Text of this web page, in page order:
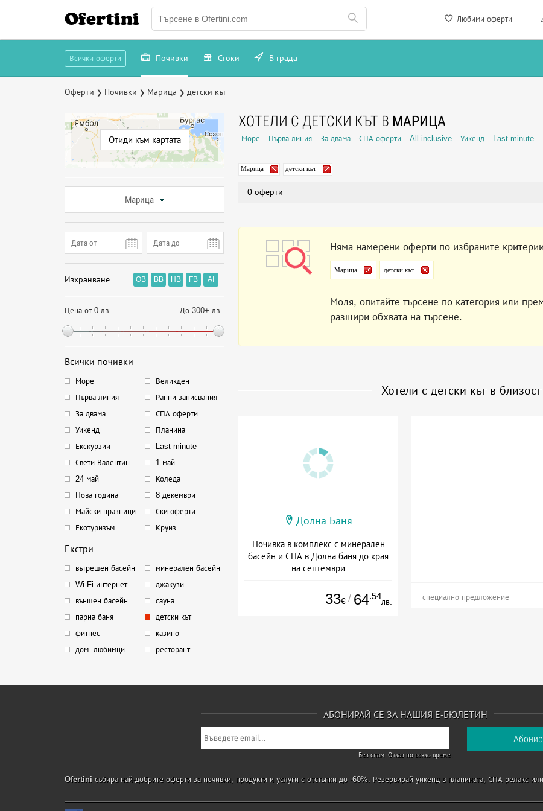
Любими оферти
Ofertini
Всички оферти Почивки Стоки В града
Оферти ❯ Почивки ❯ Марица ❯ детски кът
Отиди към картата
Марица
Изхранване OB BB HB FB AI
Цена от 0 лв До 300+ лв
Всички почивки
Море
Великден
Първа линия
Ранни записвания
За двама
СПА оферти
Уикенд
Планина
Екскурзии
Last minute
Свети Валентин
1 май
24 май
Коледа
Нова година
8 декември
Майски празници
Ски оферти
Екотуризъм
Круиз
Екстри
вътрешен басейн
минерален басейн
Wi-Fi интернет
джакузи
външен басейн
сауна
парна баня
детски кът
фитнес
казино
дом. любимци
ресторант
ХОТЕЛИ С ДЕТСКИ КЪТ В МАРИЦА
Море Първа линия За двама СПА оферти All inclusive Уикенд Last minute
Марица детски кът
0 оферти
Няма намерени оферти по избраните
Марица детски кът
Моля, опитайте търсене по категория или
разшири обхвата на търсене.
Хотели с детски кът в
Долна Баня
Почивка в комплекс с минерален
басейн и СПА в Долна баня до края
на септември
33€ / 64.54
лв. специално предложение
АБОНИРАЙ СЕ ЗА НАШИЯ Е-БЮЛЕТИН
Без спам. Отказ по всяко време.
Ofertini събира най-добрите оферти за почивки, продукти и услуги с отстъпки до -60%. Резервирай уикенд в планината, СПА релакс